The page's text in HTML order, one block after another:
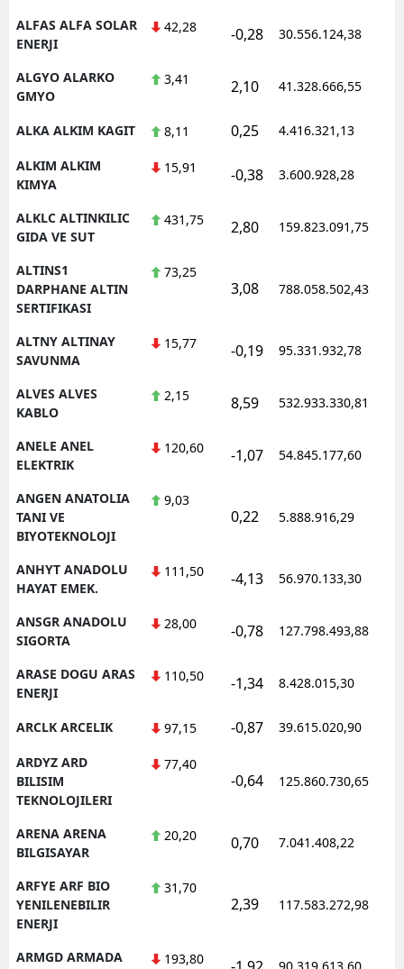
ALFAS ALFA SOLAR
ENERJI
42,28 -0,28 30.556.124,38
ALGYO ALARKO
GMYO
3,41 2,10 41.328.666,55
ALKA ALKIM KAGIT 8,11 0,25 4.416.321,13
ALKIM ALKIM
KIMYA
15,91 -0,38 3.600.928,28
ALKLC ALTINKILIC
GIDA VE SUT
431,75 2,80 159.823.091,75
ALTINS1
DARPHANE ALTIN
SERTIFIKASI
73,25
3,08 788.058.502,43
ALTNY ALTINAY
SAVUNMA
15,77 -0,19 95.331.932,78
ALVES ALVES
KABLO
2,15 8,59 532.933.330,81
ANELE ANEL
ELEKTRIK
120,60 -1,07 54.845.177,60
ANGEN ANATOLIA
TANI VE
BIYOTEKNOLOJI
9,03
0,22 5.888.916,29
ANHYT ANADOLU
HAYAT EMEK.
111,50 -4,13 56.970.133,30
ANSGR ANADOLU
SIGORTA
28,00 -0,78 127.798.493,88
ARASE DOGU ARAS
ENERJI
110,50 -1,34 8.428.015,30
ARCLK ARCELIK 97,15 -0,87 39.615.020,90
ARDYZ ARD
BILISIM
TEKNOLOJILERI
77,40
-0,64 125.860.730,65
ARENA ARENA
BILGISAYAR
20,20 0,70 7.041.408,22
ARFYE ARF BIO
YENILENEBILIR
ENERJI
31,70
2,39 117.583.272,98
ARMGD ARMADA
193,80 90.319.613,60